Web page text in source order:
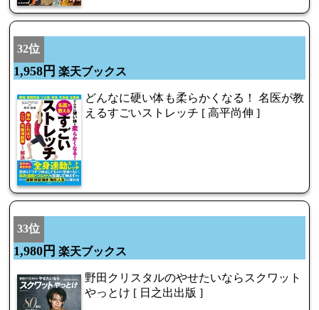
32位
1,958円 楽天ブックス
どんなに硬い体も柔らかくなる！ 名医が教
えるすごいストレッチ [ 高平尚伸 ]
33位
1,980円 楽天ブックス
野田クリスタルのやせたいならスクワット
やっとけ [ 日之出出版 ]